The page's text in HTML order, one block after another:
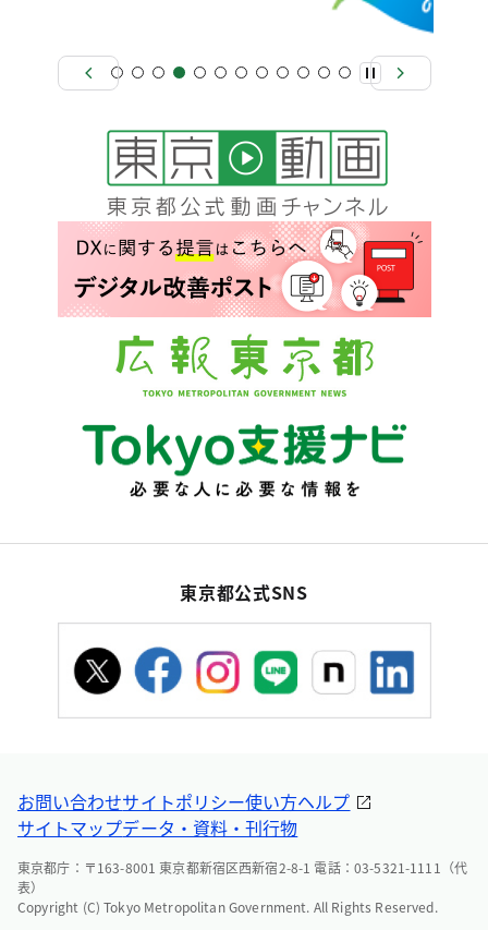
東京都公式SNS
お問い合わせサイトポリシー使い方ヘルプ
サイトマップデータ・資料・刊行物
東京都庁：〒163-8001 東京都新宿区西新宿2-8-1 電話：03-5321-1111（代
表）
Copyright (C) Tokyo Metropolitan Government. All Rights Reserved.